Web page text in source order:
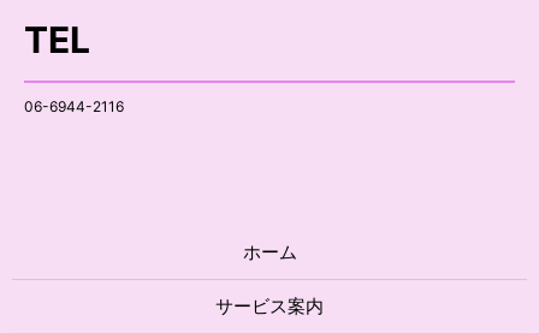
TEL
06-6944-2116
ホーム
サービス案内